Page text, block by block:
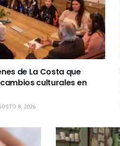
de La Costa que
culturales en
8, 2026